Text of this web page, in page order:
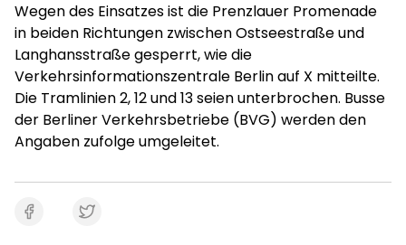
Wegen des Einsatzes ist die Prenzlauer Promenade
in beiden Richtungen zwischen Ostseestraße und
Langhansstraße gesperrt, wie die
Verkehrsinformationszentrale Berlin auf X mitteilte.
Die Tramlinien 2, 12 und 13 seien unterbrochen. Busse
der Berliner Verkehrsbetriebe (BVG) werden den
Angaben zufolge umgeleitet.